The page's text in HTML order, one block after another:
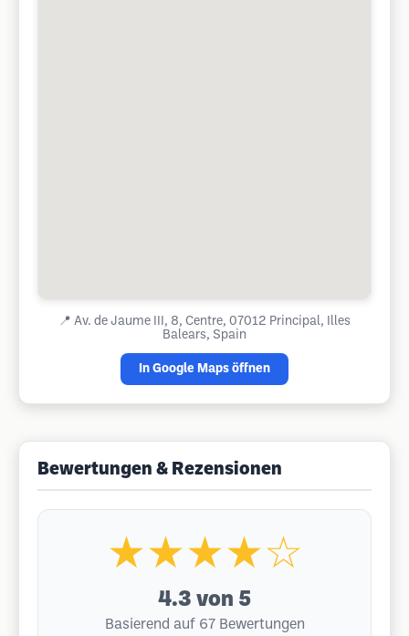
📍 Av. de Jaume III, 8, Centre, 07012 Principal, Illes
Balears, Spain
In Google Maps öffnen
Bewertungen & Rezensionen
★★★★☆
4.3 von 5
Basierend auf 67 Bewertungen